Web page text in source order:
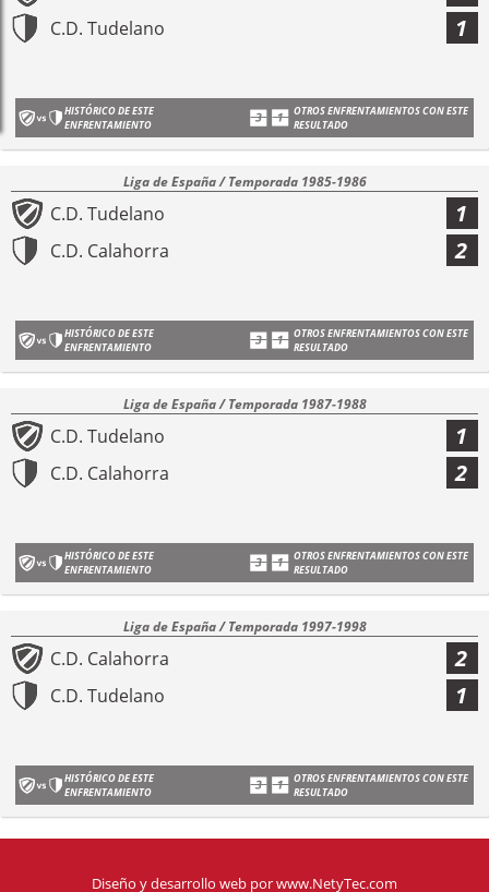
C.D. Tudelano 1
HISTÓRICO DE ESTE
ENFRENTAMIENTO
OTROS ENFRENTAMIENTOS CON ESTE
RESULTADO
Liga de España / Temporada 1985-1986
C.D. Tudelano 1
C.D. Calahorra 2
HISTÓRICO DE ESTE
ENFRENTAMIENTO
OTROS ENFRENTAMIENTOS CON ESTE
RESULTADO
Liga de España / Temporada 1987-1988
C.D. Tudelano 1
C.D. Calahorra 2
HISTÓRICO DE ESTE
ENFRENTAMIENTO
OTROS ENFRENTAMIENTOS CON ESTE
RESULTADO
Liga de España / Temporada 1997-1998
C.D. Calahorra 2
C.D. Tudelano 1
HISTÓRICO DE ESTE
ENFRENTAMIENTO
OTROS ENFRENTAMIENTOS CON ESTE
RESULTADO
Diseño y desarrollo web porwww.NetyTec.com